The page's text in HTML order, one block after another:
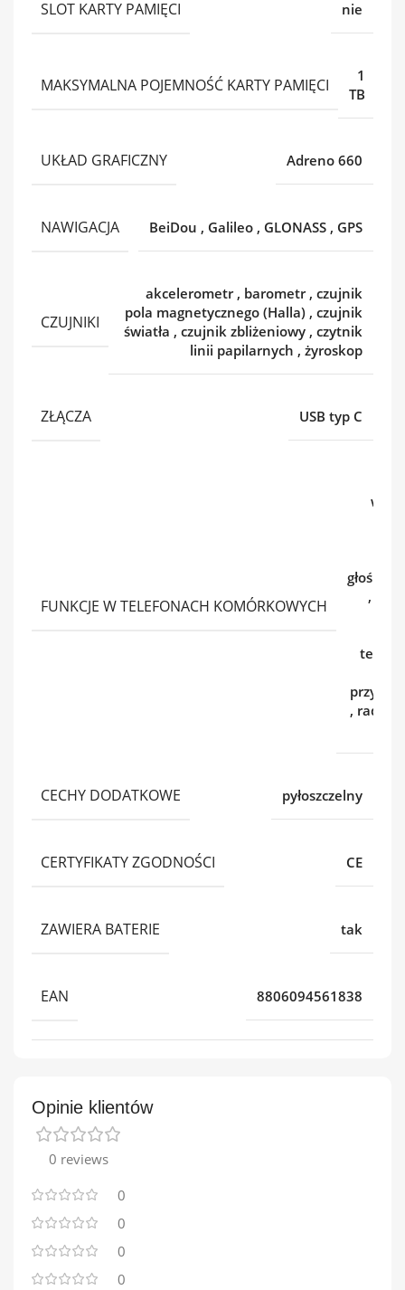
SLOT KARTY PAMIĘCI nie
MAKSYMALNA POJEMNOŚĆ KARTY PAMIĘCI
1
TB
UKŁAD GRAFICZNY Adreno 660
NAWIGACJA BeiDou , Galileo , GLONASS , GPS
CZUJNIKI
akcelerometr , barometr , czujnik
pola magnetycznego (Halla) , czujnik
światła , czujnik zbliżeniowy , czytnik
linii papilarnych , żyroskop
ZŁĄCZA USB typ C
FUNKCJE W TELEFONACH KOMÓRKOWYCH
,
, radio
CECHY DODATKOWE pyłoszczelny
CERTYFIKATY ZGODNOŚCI CE
ZAWIERA BATERIE tak
EAN 8806094561838
Opinie klientów
0 reviews
0
0
0
0